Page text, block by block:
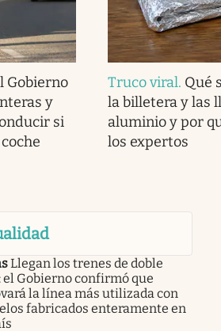
Gobierno
y
si
Truco viral. Qué
la billetera y las
aluminio y por
los expertos
Llegan los trenes de doble
el Gobierno confirmó que
la línea más utilizada con
fabricados enteramente en